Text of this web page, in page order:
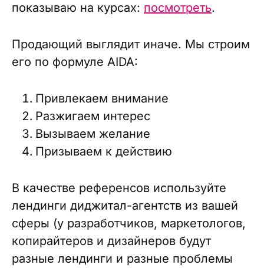
показываю на курсах: посмотреть.
Продающий выглядит иначе. Мы строим
его по формуле AIDA:
Привлекаем внимание
Разжигаем интерес
Вызываем желание
Призываем к действию
В качестве референсов используйте
лендинги диджитал-агентств из вашей
сферы (у разработчиков, маркетологов,
копирайтеров и дизайнеров будут
разные лендинги и разные проблемы